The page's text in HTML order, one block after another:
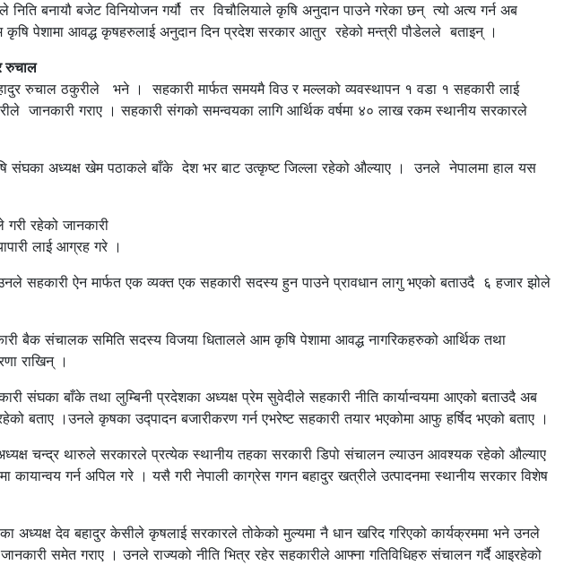
बजेट विनियोजन गर्यौ तर विचौलियाले कृषि अनुदान पाउने गरेका छन् त्यो अत्य गर्न अब
कृषि पेशामा आवद्ध कृषहरुलाई अनुदान दिन प्रदेश सरकार आतुर रहेको मन्त्री पौडेलले बताइन् ।
रुचाल
रुचाल ठकुरीले भने । सहकारी मार्फत समयमै विउ र मल्लको व्यवस्थापन १ वडा १ सहकारी लाई
जानकारी गराए । सहकारी संगको समन्वयका लागि आर्थिक वर्षमा ४० लाख रकम स्थानीय सरकारले
संघका अध्यक्ष खेम पठाकले बाँके देश भर बाट उत्कृष्ट जिल्ला रहेको औल्याए । उनले नेपालमा हाल यस
रहेको जानकारी
लाई आग्रह गरे ।
सहकारी ऐन मार्फत एक व्यक्त एक सहकारी सदस्य हुन पाउने प्रावधान लागु भएको बताउदै ६ हजार झोले
बैक संचालक समिति सदस्य विजया धितालले आम कृषि पेशामा आवद्ध नागरिकहरुको आर्थिक तथा
राखिन् ।
संघका बाँके तथा लुम्बिनी प्रदेशका अध्यक्ष प्रेम सुवेदीले सहकारी नीति कार्यान्वयमा आएको बताउदै अब
बताए ।उनले कृषका उद्पादन बजारीकरण गर्न एभरेष्ट सहकारी तयार भएकोमा आफु हर्षिद भएको बताए ।
चन्द्र थारुले सरकारले प्रत्येक स्थानीय तहका सरकारी डिपो संचालन ल्याउन आवश्यक रहेको औल्याए
कायान्वय गर्न अपिल गरे । यसै गरी नेपाली काग्रेस गगन बहादुर खत्रीले उत्पादनमा स्थानीय सरकार विशेष
अध्यक्ष देव बहादुर केसीले कृषलाई सरकारले तोकेको मुल्यमा नै धान खरिद गरिएको कार्यक्रममा भने उनले
समेत गराए । उनले राज्यको नीति भित्र रहेर सहकारीले आफ्ना गतिविधिहरु संचालन गर्दै आइरहेको